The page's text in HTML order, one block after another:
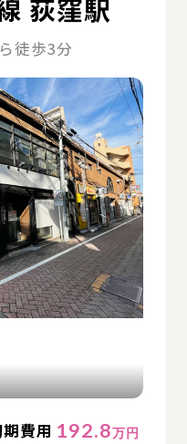
荻窪駅
徒歩3分
費用 192.8万円